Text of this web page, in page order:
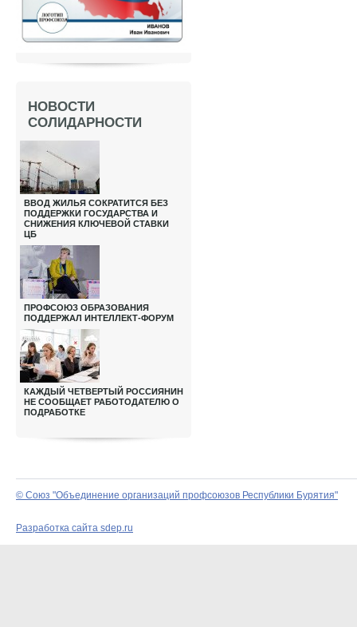
НОВОСТИ
СОЛИДАРНОСТИ
ВВОД ЖИЛЬЯ СОКРАТИТСЯ БЕЗ
ПОДДЕРЖКИ ГОСУДАРСТВА И
СНИЖЕНИЯ КЛЮЧЕВОЙ СТАВКИ
ЦБ
ПРОФСОЮЗ ОБРАЗОВАНИЯ
ПОДДЕРЖАЛ ИНТЕЛЛЕКТ-ФОРУМ
КАЖДЫЙ ЧЕТВЕРТЫЙ РОССИЯНИН
НЕ СООБЩАЕТ РАБОТОДАТЕЛЮ О
ПОДРАБОТКЕ
© Союз "Объединение организаций профсоюзов Республики Бурятия"
Разработка сайта sdep.ru